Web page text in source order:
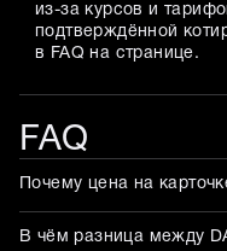
из-за курсов и
подтверждённой
в FAQ на странице.
FAQ
Почему цена на
В чём разница между